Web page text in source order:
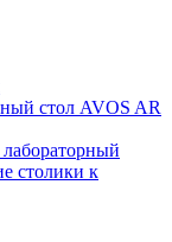
стол AVOS AR
столики к